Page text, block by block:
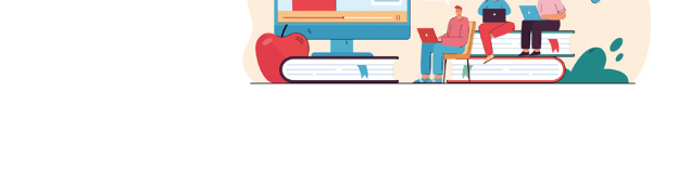
重新认识德国留学和德语学习
德语培训班里会教你的那些事